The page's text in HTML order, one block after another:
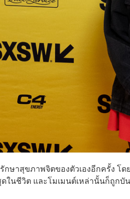
กษาสุขภาพจิตของตัวเองอีกครั้ง โ
ในชีวิต และโมเมนต์เหล่านั้นก็ถูกบั